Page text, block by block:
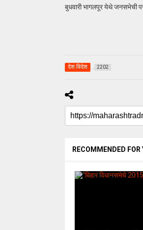
बुधवारी भागलपूर येथे जनसभेची
देश विदेश 2202
RECOMMENDED FOR